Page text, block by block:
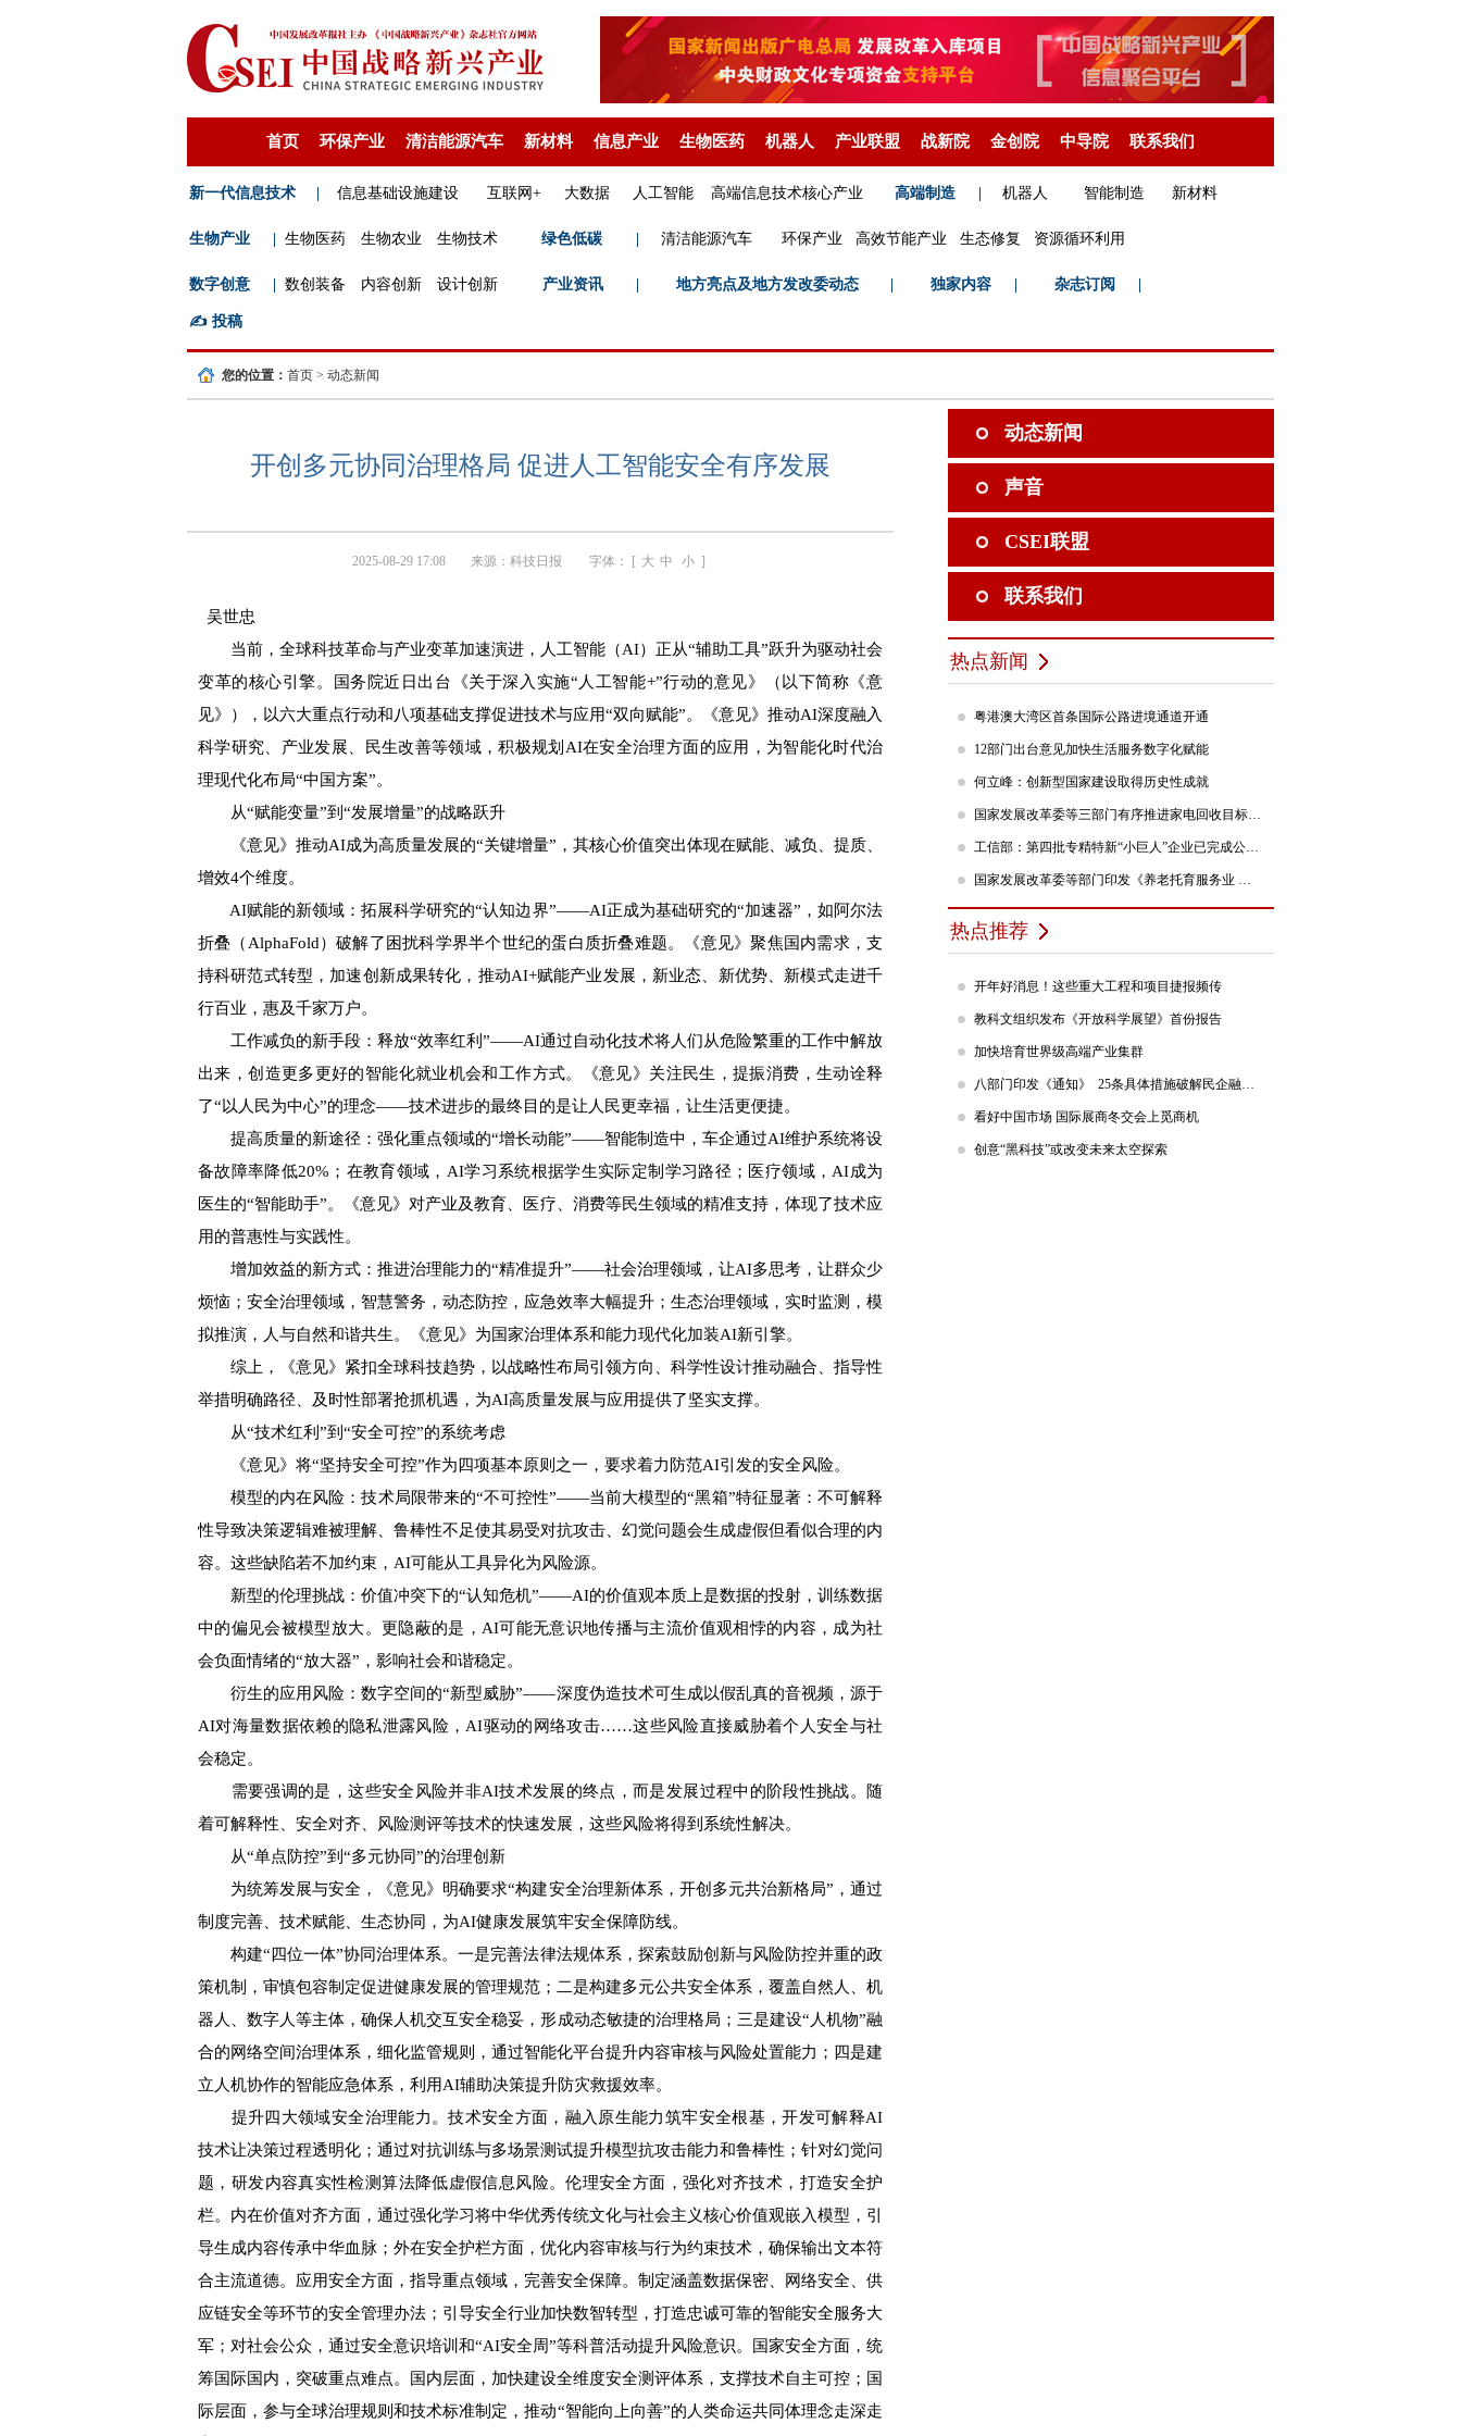
首页 环保产业 清洁能源汽车 新材料 信息产业 生物医药 机器人 产业联盟 战新院 金创院 中导院 联系我们
新一代信息技术 信息基础设施建设 互联网+ 大数据 人工智能 高端信息技术核心产业 高端制造 机器人 智能制造 新材料
生物产业 生物医药 生物农业 生物技术 绿色低碳 清洁能源汽车 环保产业 高效节能产业 生态修复 资源循环利用
数字创意 数创装备 内容创新 设计创新 产业资讯 地方亮点及地方发改委动态 独家内容 杂志订阅
✍️ 投稿
您的位置： 首页 > 动态新闻
开创多元协同治理格局 促进人工智能安全有序发展
2025-08-29 17:08 来源： 科技日报 字体： [ 大 中 小 ]
吴世忠
当前，全球科技革命与产业变革加速演进，人工智能（AI）正从“辅助工具”跃升为驱动社会
变革的核心引擎。国务院近日出台《关于深入实施“人工智能+”行动的意见》（以下简称《意
见》），以六大重点行动和八项基础支撑促进技术与应用“双向赋能”。《意见》推动AI深度融入
科学研究、产业发展、民生改善等领域，积极规划AI在安全治理方面的应用，为智能化时代治
理现代化布局“中国方案”。
从“赋能变量”到“发展增量”的战略跃升
《意见》推动AI成为高质量发展的“关键增量”，其核心价值突出体现在赋能、减负、提质、
增效4个维度。
AI赋能的新领域：拓展科学研究的“认知边界”——AI正成为基础研究的“加速器”，如阿尔法
折叠（AlphaFold）破解了困扰科学界半个世纪的蛋白质折叠难题。《意见》聚焦国内需求，支
持科研范式转型，加速创新成果转化，推动AI+赋能产业发展，新业态、新优势、新模式走进千
行百业，惠及千家万户。
工作减负的新手段：释放“效率红利”——AI通过自动化技术将人们从危险繁重的工作中解放
出来，创造更多更好的智能化就业机会和工作方式。《意见》关注民生，提振消费，生动诠释
了“以人民为中心”的理念——技术进步的最终目的是让人民更幸福，让生活更便捷。
提高质量的新途径：强化重点领域的“增长动能”——智能制造中，车企通过AI维护系统将设
备故障率降低20%；在教育领域，AI学习系统根据学生实际定制学习路径；医疗领域，AI成为
医生的“智能助手”。《意见》对产业及教育、医疗、消费等民生领域的精准支持，体现了技术应
用的普惠性与实践性。
增加效益的新方式：推进治理能力的“精准提升”——社会治理领域，让AI多思考，让群众少
烦恼；安全治理领域，智慧警务，动态防控，应急效率大幅提升；生态治理领域，实时监测，模
拟推演，人与自然和谐共生。《意见》为国家治理体系和能力现代化加装AI新引擎。
综上，《意见》紧扣全球科技趋势，以战略性布局引领方向、科学性设计推动融合、指导性
举措明确路径、及时性部署抢抓机遇，为AI高质量发展与应用提供了坚实支撑。
从“技术红利”到“安全可控”的系统考虑
《意见》将“坚持安全可控”作为四项基本原则之一，要求着力防范AI引发的安全风险。
模型的内在风险：技术局限带来的“不可控性”——当前大模型的“黑箱”特征显著：不可解释
性导致决策逻辑难被理解、鲁棒性不足使其易受对抗攻击、幻觉问题会生成虚假但看似合理的内
容。这些缺陷若不加约束，AI可能从工具异化为风险源。
新型的伦理挑战：价值冲突下的“认知危机”——AI的价值观本质上是数据的投射，训练数据
中的偏见会被模型放大。更隐蔽的是，AI可能无意识地传播与主流价值观相悖的内容，成为社
会负面情绪的“放大器”，影响社会和谐稳定。
衍生的应用风险：数字空间的“新型威胁”——深度伪造技术可生成以假乱真的音视频，源于
AI对海量数据依赖的隐私泄露风险，AI驱动的网络攻击……这些风险直接威胁着个人安全与社
会稳定。
需要强调的是，这些安全风险并非AI技术发展的终点，而是发展过程中的阶段性挑战。随
着可解释性、安全对齐、风险测评等技术的快速发展，这些风险将得到系统性解决。
从“单点防控”到“多元协同”的治理创新
为统筹发展与安全，《意见》明确要求“构建安全治理新体系，开创多元共治新格局”，通过
制度完善、技术赋能、生态协同，为AI健康发展筑牢安全保障防线。
构建“四位一体”协同治理体系。一是完善法律法规体系，探索鼓励创新与风险防控并重的政
策机制，审慎包容制定促进健康发展的管理规范；二是构建多元公共安全体系，覆盖自然人、机
器人、数字人等主体，确保人机交互安全稳妥，形成动态敏捷的治理格局；三是建设“人机物”融
合的网络空间治理体系，细化监管规则，通过智能化平台提升内容审核与风险处置能力；四是建
立人机协作的智能应急体系，利用AI辅助决策提升防灾救援效率。
提升四大领域安全治理能力。技术安全方面，融入原生能力筑牢安全根基，开发可解释AI
技术让决策过程透明化；通过对抗训练与多场景测试提升模型抗攻击能力和鲁棒性；针对幻觉问
题，研发内容真实性检测算法降低虚假信息风险。伦理安全方面，强化对齐技术，打造安全护
栏。内在价值对齐方面，通过强化学习将中华优秀传统文化与社会主义核心价值观嵌入模型，引
导生成内容传承中华血脉；外在安全护栏方面，优化内容审核与行为约束技术，确保输出文本符
合主流道德。应用安全方面，指导重点领域，完善安全保障。制定涵盖数据保密、网络安全、供
应链安全等环节的安全管理办法；引导安全行业加快数智转型，打造忠诚可靠的智能安全服务大
军；对社会公众，通过安全意识培训和“AI安全周”等科普活动提升风险意识。国家安全方面，统
筹国际国内，突破重点难点。国内层面，加快建设全维度安全测评体系，支撑技术自主可控；国
际层面，参与全球治理规则和技术标准制定，推动“智能向上向善”的人类命运共同体理念走深走
动态新闻
声音
CSEI联盟
联系我们
热点新闻
粤港澳大湾区首条国际公路进境通道开通
12部门出台意见加快生活服务数字化赋能
何立峰：创新型国家建设取得历史性成就
国家发展改革委等三部门有序推进家电回收目标责任制行动
工信部：第四批专精特新“小巨人”企业已完成公示，民营企业占84%
国家发展改革委等部门印发《养老托育服务业 纾困扶持若干政策措施》的通知
热点推荐
开年好消息！这些重大工程和项目捷报频传
教科文组织发布《开放科学展望》首份报告
加快培育世界级高端产业集群
八部门印发《通知》 25条具体措施破解民企融资难题
看好中国市场 国际展商冬交会上觅商机
创意“黑科技”或改变未来太空探索